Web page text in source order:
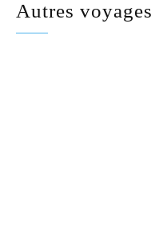
Autres voyages